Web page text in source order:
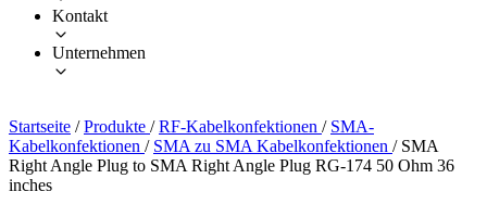
Kontakt
Unternehmen
Startseite / Produkte / RF-Kabelkonfektionen / SMA-
Kabelkonfektionen / SMA zu SMA Kabelkonfektionen / SMA
Right Angle Plug to SMA Right Angle Plug RG-174 50 Ohm 36
inches